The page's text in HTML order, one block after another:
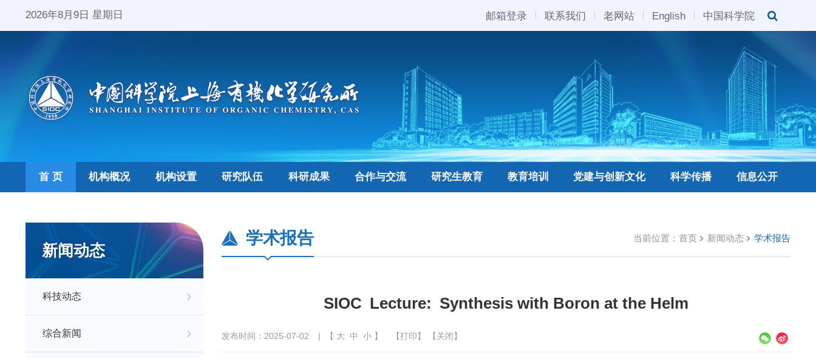
2026年8月9日 星期日 邮箱登录 联系我们 老网站 English 中国科学院
首 页 机构概况 机构设置 研究队伍 科研成果 合作与交流 研究生教育 教育培训 党建与创新文化 科学传播 信息公开
新闻动态
科技动态
综合新闻
当前位置： 首页 新闻动态 学术报告
学术报告
SIOC Lecture: Synthesis with Boron at the Helm
发布时间：2025-07-02 | 【 大 中 小】 【打印】 【关闭】